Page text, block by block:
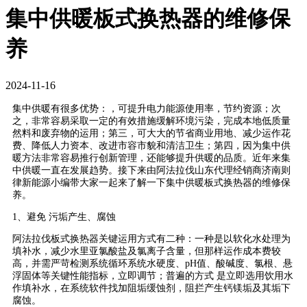
集中供暖板式换热器的维修保
养
2024-11-16
集中供暖有很多优势：，可提升电力能源使用率，节约资源；次
之，非常容易采取一定的有效措施缓解环境污染，完成本地低质量
然料和废弃物的运用；第三，可大大的节省商业用地、减少运作花
费、降低人力资本、改进市容市貌和清洁卫生；第四，因为集中供
暖方法非常容易推行创新管理，还能够提升供暖的品质。近年来集
中供暖一直在发展趋势。接下来由阿法拉伐山东代理经销商济南则
律新能源小编带大家一起来了解一下集中供暖板式换热器的维修保
养。
1、避免 污垢产生、腐蚀
阿法拉伐板式换热器关键运用方式有二种：一种是以软化水处理为
填补水，减少水里亚氯酸盐及氯离子含量，但那样运作成本费较
高，并需严苛检测系统循环系统水硬度、pH值、酸碱度、氯根、悬
浮固体等关键性能指标，立即调节；普遍的方式 是立即选用饮用水
作填补水，在系统软件找加阻垢缓蚀剂，阻拦产生钙镁垢及其垢下
腐蚀。